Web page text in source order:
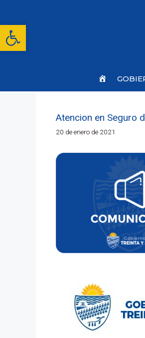
Abrir barra de
contenido
Inicio
Atencion en Seguro
20 de enero de 2021